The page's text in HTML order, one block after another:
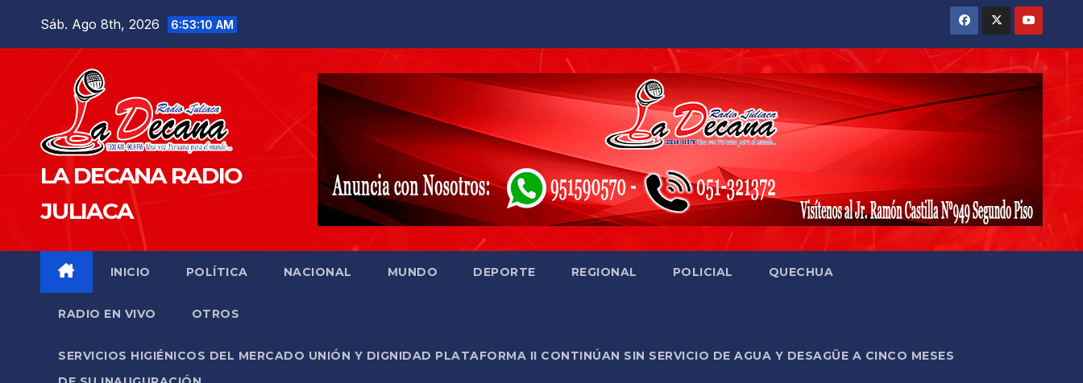
Sáb. Ago 8th, 2026 6:53:11 AM
LA DECANA RADIO
JULIACA
INICIO POLÍTICA NACIONAL MUNDO DEPORTE REGIONAL POLICIAL QUECHUA
RADIO EN VIVO OTROS
SERVICIOS HIGIÉNICOS DEL MERCADO UNIÓN Y DIGNIDAD PLATAFORMA II CONTINÚAN SIN SERVICIO DE AGUA Y DESAGÜE A CINCO MESES